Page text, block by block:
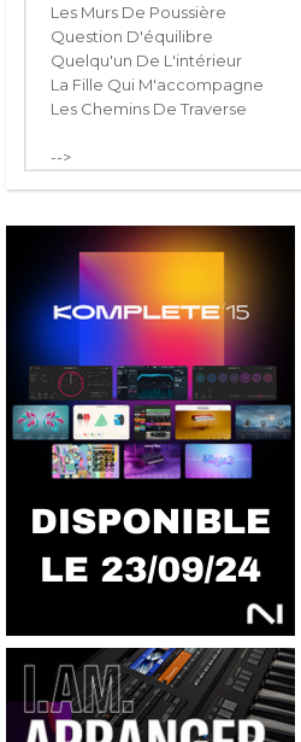
Les Murs De Poussière
Question D'équilibre
Quelqu'un De L'intérieur
La Fille Qui M'accompagne
Les Chemins De Traverse
-->